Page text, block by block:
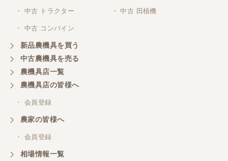
・ 中古 トラクター ・ 中古 田植機
・ 中古 コンバイン
新品農機具を買う
中古農機具を売る
農機具店一覧
農機具店の皆様へ
・ 会員登録
農家の皆様へ
・ 会員登録
相場情報一覧